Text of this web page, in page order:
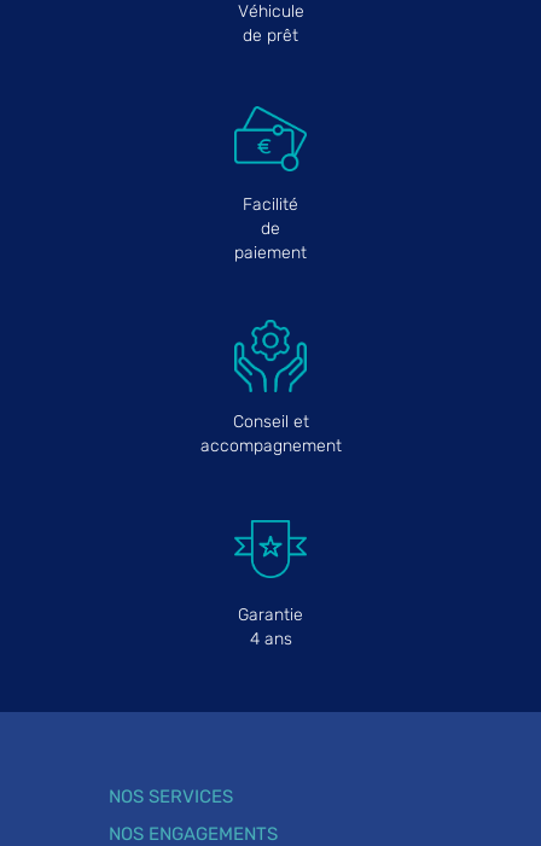
Véhicule
de prêt
Facilité
de
paiement
Conseil et
accompagnement
Garantie
4 ans
NOS SERVICES
NOS ENGAGEMENTS